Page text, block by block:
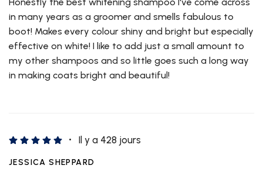
in many years as a groomer and smells fabulous to
boot! Makes every colour shiny and bright but especially
effective on white! I like to add just a small amount to
my other shampoos and so little goes such a long way
in making coats bright and beautiful!
Il y a 428 jours
JESSICA SHEPPARD